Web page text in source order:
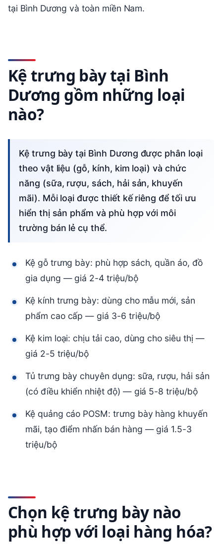
tại Bình Dương và toàn miền Nam.
Kệ trưng bày tại Bình
Dương gồm những loại
nào?
Kệ trưng bày tại Bình Dương được phân loại
theo vật liệu (gỗ, kính, kim loại) và chức
năng (sữa, rượu, sách, hải sản, khuyến
mãi). Mỗi loại được thiết kế riêng để tối ưu
hiển thị sản phẩm và phù hợp với môi
trường bán lẻ cụ thể.
Kệ gỗ trưng bày: phù hợp sách, quần áo, đồ
gia dụng — giá 2-4 triệu/bộ
Kệ kính trưng bày: dùng cho mẫu mới, sản
phẩm cao cấp — giá 3-6 triệu/bộ
Kệ kim loại: chịu tải cao, dùng cho siêu thị —
giá 2-5 triệu/bộ
Tủ trưng bày chuyên dụng: sữa, rượu, hải sản
(có điều khiển nhiệt độ) — giá 5-8 triệu/bộ
Kệ quảng cáo POSM: trưng bày hàng khuyến
mãi, tạo điểm nhấn bán hàng — giá 1.5-3
triệu/bộ
Chọn kệ trưng bày nào
phù hợp với loại hàng hóa?